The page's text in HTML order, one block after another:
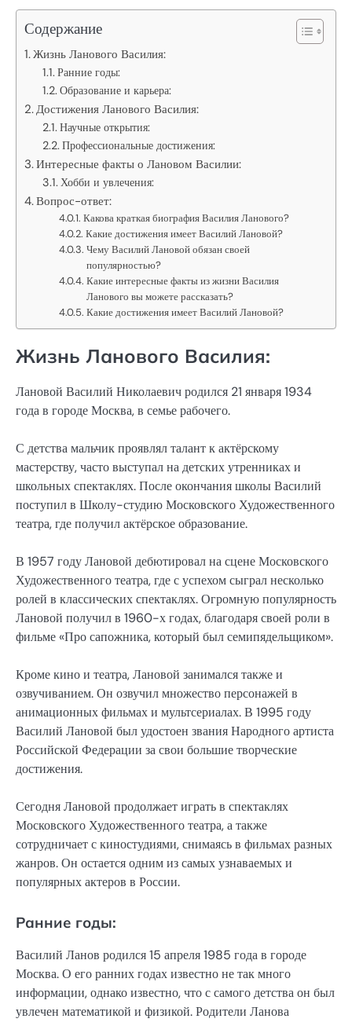
Содержание
Жизнь Ланового Василия:
Ранние годы:
Образование и карьера:
Достижения Ланового Василия:
Научные открытия:
Профессиональные достижения:
Интересные факты о Лановом Василии:
Хобби и увлечения:
Вопрос-ответ:
Какова краткая биография Василия Ланового?
Какие достижения имеет Василий Лановой?
Чему Василий Лановой обязан своей
популярностью?
Какие интересные факты из жизни Василия
Ланового вы можете рассказать?
Какие достижения имеет Василий Лановой?
Жизнь Ланового Василия:
Лановой Василий Николаевич родился 21 января 1934
года в городе Москва, в семье рабочего.
С детства мальчик проявлял талант к актёрскому
мастерству, часто выступал на детских утренниках и
школьных спектаклях. После окончания школы Василий
поступил в Школу-студию Московского Художественного
театра, где получил актёрское образование.
В 1957 году Лановой дебютировал на сцене Московского
Художественного театра, где с успехом сыграл несколько
ролей в классических спектаклях. Огромную популярность
Лановой получил в 1960-х годах, благодаря своей роли в
фильме «Про сапожника, который был семипядельщиком».
Кроме кино и театра, Лановой занимался также и
озвучиванием. Он озвучил множество персонажей в
анимационных фильмах и мультсериалах. В 1995 году
Василий Лановой был удостоен звания Народного артиста
Российской Федерации за свои большие творческие
достижения.
Сегодня Лановой продолжает играть в спектаклях
Московского Художественного театра, а также
сотрудничает с киностудиями, снимаясь в фильмах разных
жанров. Он остается одним из самых узнаваемых и
популярных актеров в России.
Ранние годы:
Василий Ланов родился 15 апреля 1985 года в городе
Москва. О его ранних годах известно не так много
информации, однако известно, что с самого детства он был
увлечен математикой и физикой. Родители Ланова